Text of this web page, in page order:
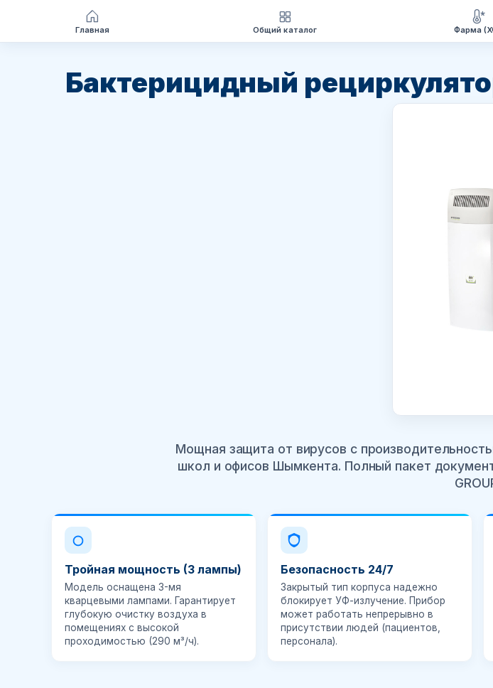
Перейти
содержимомуБактерицидный
Мощная защита от вирусов с
школ и офисов Шымкента. Полный пакет
Тройная мощность (3 лампы)
Модель оснащена 3-мя
кварцевыми лампами. Гарантирует
глубокую очистку воздуха в
помещениях с высокой
проходимостью (290 м³/ч).
Безопасность 24/7
Закрытый тип корпуса надежно
блокирует УФ-излучение. Прибор
может работать непрерывно в
присутствии людей (пациентов,
персонала).
Главная Общий каталог Фарма